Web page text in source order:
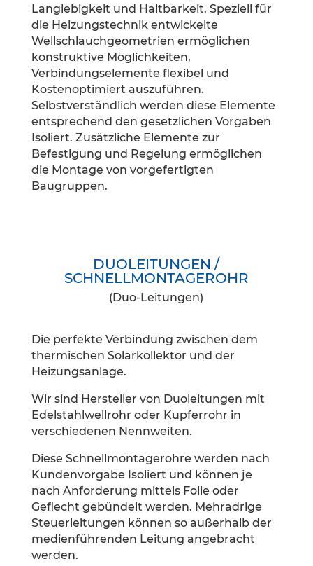
Langlebigkeit und Haltbarkeit. Speziell für
die Heizungstechnik entwickelte
Wellschlauchgeometrien ermöglichen
konstruktive Möglichkeiten,
Verbindungselemente flexibel und
Kostenoptimiert auszuführen.
Selbstverständlich werden diese Elemente
entsprechend den gesetzlichen Vorgaben
Isoliert. Zusätzliche Elemente zur
Befestigung und Regelung ermöglichen
die Montage von vorgefertigten
Baugruppen.
DUOLEITUNGEN /
SCHNELLMONTAGEROHR
(Duo-Leitungen)
Die perfekte Verbindung zwischen dem
thermischen Solarkollektor und der
Heizungsanlage.
Wir sind Hersteller von Duoleitungen mit
Edelstahlwellrohr oder Kupferrohr in
verschiedenen Nennweiten.
Diese Schnellmontagerohre werden nach
Kundenvorgabe Isoliert und können je
nach Anforderung mittels Folie oder
Geflecht gebündelt werden. Mehradrige
Steuerleitungen können so außerhalb der
medienführenden Leitung angebracht
werden.